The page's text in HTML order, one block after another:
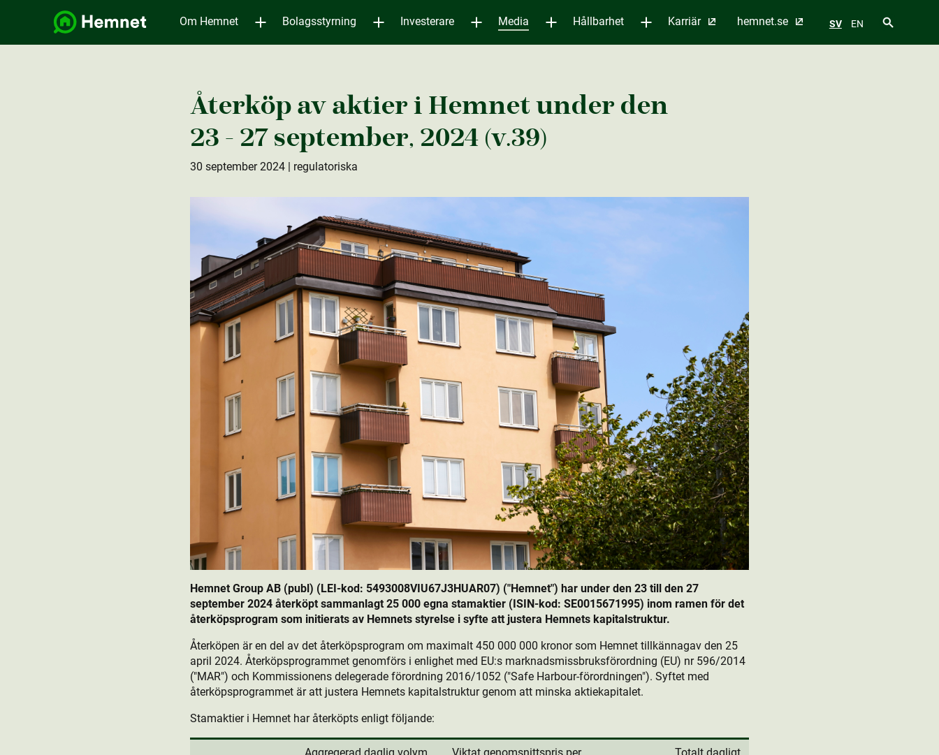
Om Hemnet Bolagsstyrning Investerare Media Hållbarhet Karriär hemnet.se SV EN
Återköp av aktie­r i Hemnet under den
23 - 27 september, 2024 (v.39)
30 september 2024| regulatoriska
Hemnet Group AB (publ) (LEI-kod: 5493008VIU67J3HUAR07) ("Hemnet") har under den 23 till den 27
september 2024 återköpt sammanlagt 25 000 egna stamaktie­r (ISIN-kod: SE0015671995) inom ramen för det
återköpsprogram som initierats av Hemnets styrelse i syfte att justera Hemnets kapitalstruktur.
Återköpen är en del av det återköpsprogram om maximalt 450 000 000 kronor som Hemnet tillkännagav den 25
april 2024. Återköpsprogrammet genomförs i enlighet med EU:s marknadsmissbruksförordning (EU) nr 596/2014
("MAR") och Kommissionens delegerade förordning 2016/1052 ("Safe Harbour-förordningen"). Syftet med
återköpsprogrammet är att justera Hemnets kapitalstruktur genom att minska aktie­kapitalet.
Stamaktie­r i Hemnet har återköpts enligt följande:
Aggregerad daglig volym
Viktat genomsnittspris per
Totalt dagligt